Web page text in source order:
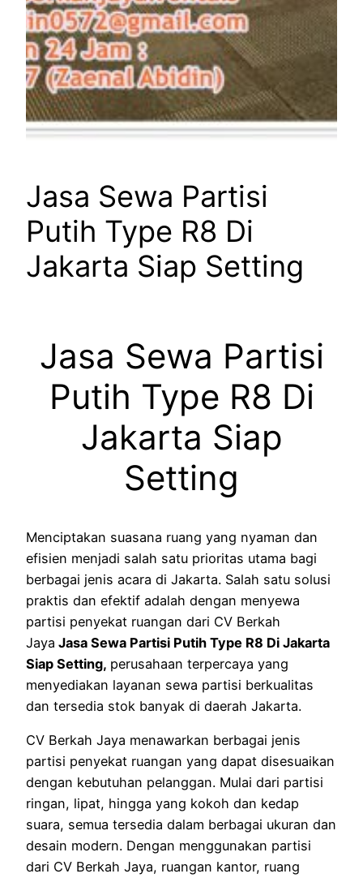
Jasa Sewa Partisi
Putih Type R8 Di
Jakarta Siap Setting
Jasa Sewa Partisi
Putih Type R8 Di
Jakarta Siap
Setting
Menciptakan suasana ruang yang nyaman dan
efisien menjadi salah satu prioritas utama bagi
berbagai jenis acara di Jakarta. Salah satu solusi
praktis dan efektif adalah dengan menyewa
partisi penyekat ruangan dari CV Berkah
Jaya Jasa Sewa Partisi Putih Type R8 Di Jakarta
Siap Setting, perusahaan terpercaya yang
menyediakan layanan sewa partisi berkualitas
dan tersedia stok banyak di daerah Jakarta.
CV Berkah Jaya menawarkan berbagai jenis
partisi penyekat ruangan yang dapat disesuaikan
dengan kebutuhan pelanggan. Mulai dari partisi
ringan, lipat, hingga yang kokoh dan kedap
suara, semua tersedia dalam berbagai ukuran dan
desain modern. Dengan menggunakan partisi
dari CV Berkah Jaya, ruangan kantor, ruang